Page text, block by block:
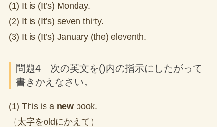
(1) It is (It’s) Monday.
(2) It is (It’s) seven thirty.
(3) It is (It’s) January (the) eleventh.
問題4 次の英文を()内の指示にしたがって
書きかえなさい。
(1) This is a newbook.
（太字をoldにかえて）